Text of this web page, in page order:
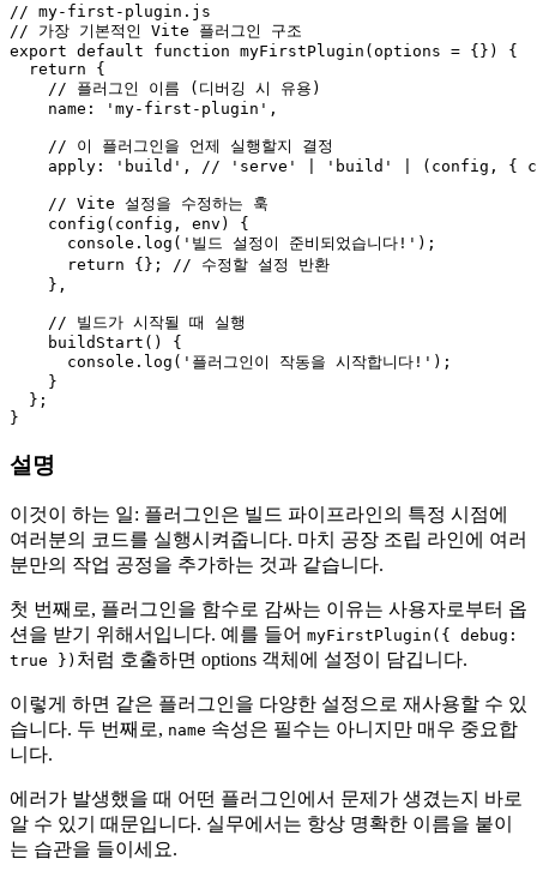
// my-first-plugin.js
// 가장 기본적인 Vite 플러그인 구조
export default function myFirstPlugin ( options = {} ) {
return {
// 플러그인 이름 (디버깅 시 유용)
name : 'my-first-plugin' ,
// 이 플러그인을 언제 실행할지 결정
apply : 'build' , // 'serve' | 'build' | (config, {
// Vite 설정을 수정하는 훅
config ( config, env ) {
console . log ( '빌드 설정이 준비되었습니다!' );
return {};
// 수정할 설정 반환
    },
// 빌드가 시작될 때 실행
buildStart ( ) {
console . log ( '플러그인이 작동을 시작합니다!' );
    }
  };
설명
이것이 하는 일: 플러그인은 빌드 파이프라인의 특정 시점에
여러분의 코드를 실행시켜줍니다. 마치 공장 조립 라인에 여러
분만의 작업 공정을 추가하는 것과 같습니다.
첫 번째로, 플러그인을 함수로 감싸는 이유는 사용자로부터 옵
션을 받기 위해서입니다. 예를 들어 myFirstPlugin({ debug:
true }) 처럼 호출하면 options 객체에 설정이 담깁니다.
이렇게 하면 같은 플러그인을 다양한 설정으로 재사용할 수 있
습니다. 두 번째로, name 속성은 필수는 아니지만 매우 중요합
니다.
에러가 발생했을 때 어떤 플러그인에서 문제가 생겼는지 바로
알 수 있기 때문입니다. 실무에서는 항상 명확한 이름을 붙이
는 습관을 들이세요.